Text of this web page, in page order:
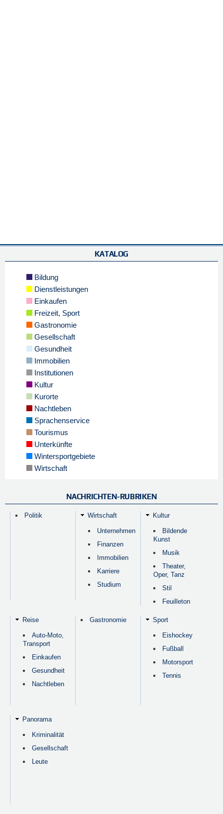
KATALOG
Bildung
Dienstleistungen
Einkaufen
Freizeit, Sport
Gastronomie
Gesellschaft
Gesundheit
Immobilien
Institutionen
Kultur
Kurorte
Nachtleben
Sprachenservice
Tourismus
Unterkünfte
Wintersportgebiete
Wirtschaft
NACHRICHTEN-RUBRIKEN
Politik Wirtschaft
Unternehmen
Finanzen
Immobilien
Karriere
Studium
Kultur
Bildende
Kunst
Musik
Theater,
Oper, Tanz
Stil
Feuilleton
Reise
Auto-Moto,
Transport
Einkaufen
Gesundheit
Nachtleben
Gastronomie Sport
Eishockey
Fußball
Motorsport
Tennis
Panorama
Kriminalität
Gesellschaft
Leute